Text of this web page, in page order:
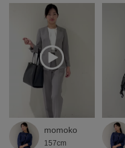
momoko
157cm